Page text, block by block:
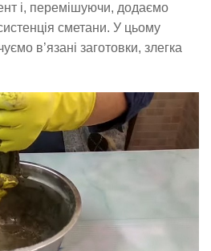
і, перемішуючи, додаємо
сметани. У цьому
в’язані заготовки, злегка